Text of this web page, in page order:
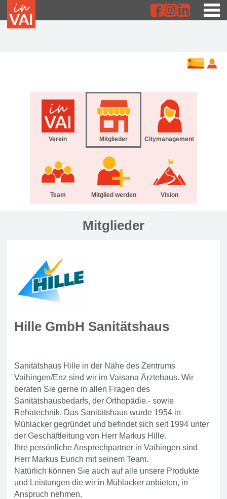
Verein Mitglieder Citymanagement
Team Mitglied werden Vision
Mitglieder
Hille GmbH Sanitätshaus
Sanitätshaus Hille in der Nähe des Zentrums
Vaihingen/Enz sind wir im Vaisana Ärztehaus. Wir
beraten Sie gerne in allen Fragen des
Sanitätshausbedarfs, der Orthopädie.- sowie
Rehatechnik. Das Sanitätshaus wurde 1954 in
Mühlacker gegründet und befindet sich seit 1994 unter
der Geschäftleitung von Herr Markus Hille.
Ihre persönliche Ansprechpartner in Vaihingen sind
Herr Markus Eurich mit seinem Team.
Natürlich können Sie auch auf alle unsere Produkte
und Leistungen die wir in Mühlacker anbieten, in
Anspruch nehmen.